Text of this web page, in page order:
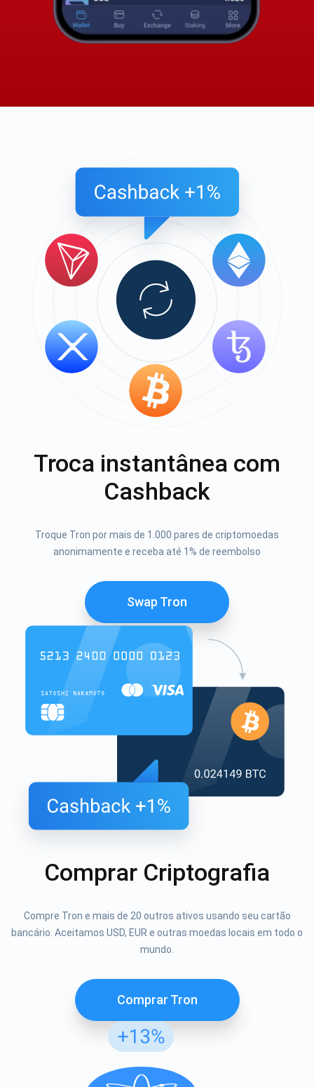
Troca instantânea com
Cashback
Troque Tron por mais de 1.000 pares de criptomoedas
anonimamente e receba até 1% de reembolso
Swap Tron
Comprar Criptografia
Compre Tron e mais de 20 outros ativos usando seu cartão
bancário. Aceitamos USD, EUR e outras moedas locais em todo o
mundo.
Comprar Tron